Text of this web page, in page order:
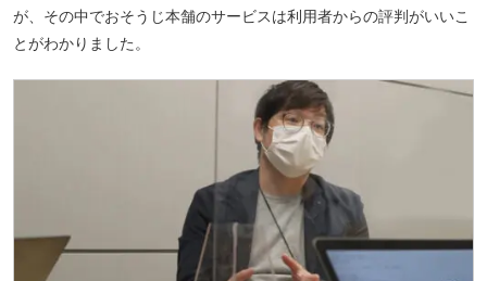
が、その中でおそうじ本舗のサービスは利用者からの評判がいいこ
とがわかりました。